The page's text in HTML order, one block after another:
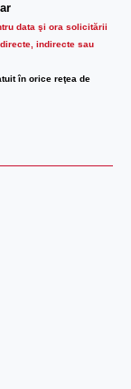
data şi ora solicitării
indirecte sau
în orice reţea de